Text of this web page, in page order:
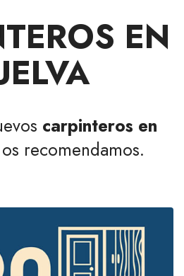
EN
carpinteros en
recomendamos.